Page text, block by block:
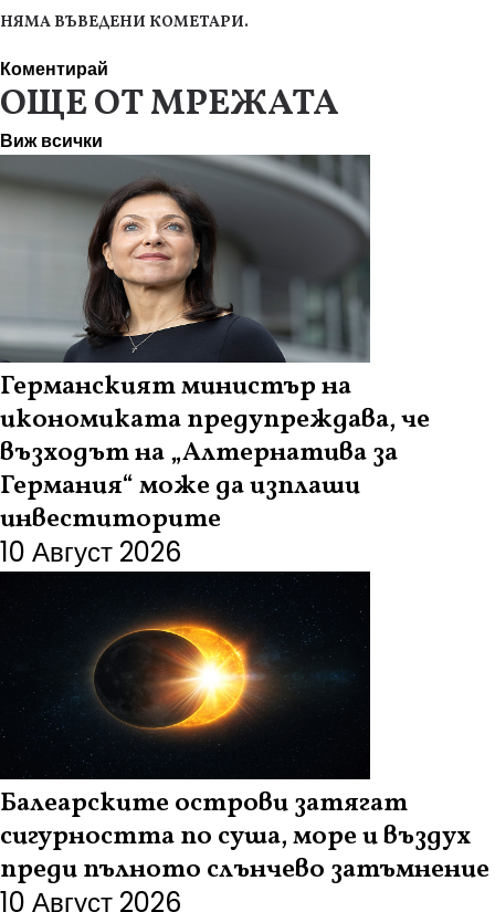
НЯМА ВЪВЕДЕНИ КОМЕТАРИ.
Коментирай
ОЩЕ ОТ МРЕЖАТА
Виж всички
Германският министър на
икономиката предупреждава, че
възходът на „Алтернатива за
Германия“ може да изплаши
инвеститорите
10 Август 2026
Балеарските острови затягат
сигурността по суша, море и въздух
преди пълното слънчево затъмнение
10 Август 2026